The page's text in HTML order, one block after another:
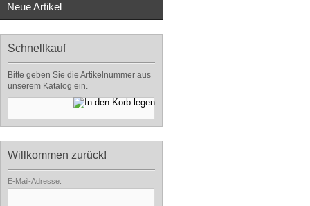
Neue Artikel
Schnellkauf
Bitte geben Sie die Artikelnummer aus
unserem Katalog ein.
Willkommen zurück!
E-Mail-Adresse: